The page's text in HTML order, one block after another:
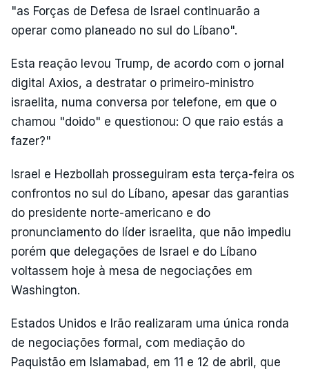
"as Forças de Defesa de Israel continuarão a
operar como planeado no sul do Líbano".
Esta reação levou Trump, de acordo com o jornal
digital Axios, a destratar o primeiro-ministro
israelita, numa conversa por telefone, em que o
chamou "doido" e questionou: O que raio estás a
fazer?"
Israel e Hezbollah prosseguiram esta terça-feira os
confrontos no sul do Líbano, apesar das garantias
do presidente norte-americano e do
pronunciamento do líder israelita, que não impediu
porém que delegações de Israel e do Líbano
voltassem hoje à mesa de negociações em
Washington.
Estados Unidos e Irão realizaram uma única ronda
de negociações formal, com mediação do
Paquistão em Islamabad, em 11 e 12 de abril, que